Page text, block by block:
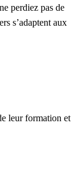
perdiez pas de
s’adaptent aux
leur formation et